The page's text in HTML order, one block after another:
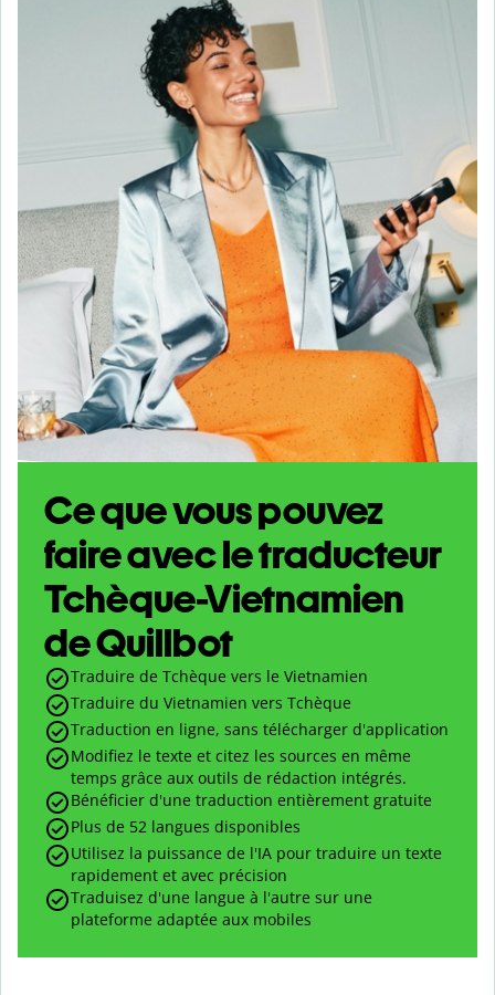
Ce que vous pouvez
faire avec le traducteur
Tchèque-Vietnamien
de Quillbot
Traduire de Tchèque vers le Vietnamien
Traduire du Vietnamien vers Tchèque
Traduction en ligne, sans télécharger d'application
Modifiez le texte et citez les sources en même
temps grâce aux outils de rédaction intégrés.
Bénéficier d'une traduction entièrement gratuite
Plus de 52 langues disponibles
Utilisez la puissance de l'IA pour traduire un texte
rapidement et avec précision
Traduisez d'une langue à l'autre sur une
plateforme adaptée aux mobiles